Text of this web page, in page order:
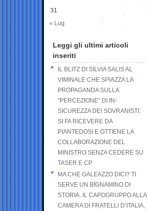
31
« Lug
Leggi gli ultimi articoli
inseriti
IL BLITZ DI SILVIA SALIS AL
VIMINALE CHE SPIAZZA LA
PROPAGANDA SULLA
“PERCEZIONE” DI IN-
SICUREZZA DEI SOVRANISTI:
SI FA RICEVERE DA
PIANTEDOSI E OTTIENE LA
COLLABORAZIONE DEL
MINISTRO SENZA CEDERE SU
TASER E CP
MA CHE GALEAZZO DICI? TI
SERVE UN BIGNAMINO DI
STORIA. IL CAPOGRUPPO ALLA
CAMERA DI FRATELLI D’ITALIA,